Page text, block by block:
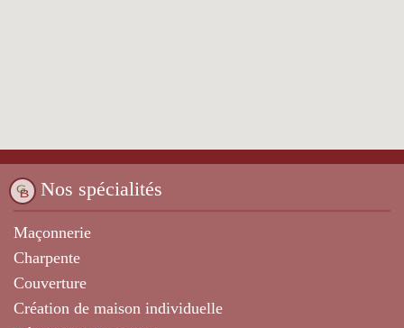
Nos spécialités
Maçonnerie
Charpente
Couverture
Création de maison individuelle